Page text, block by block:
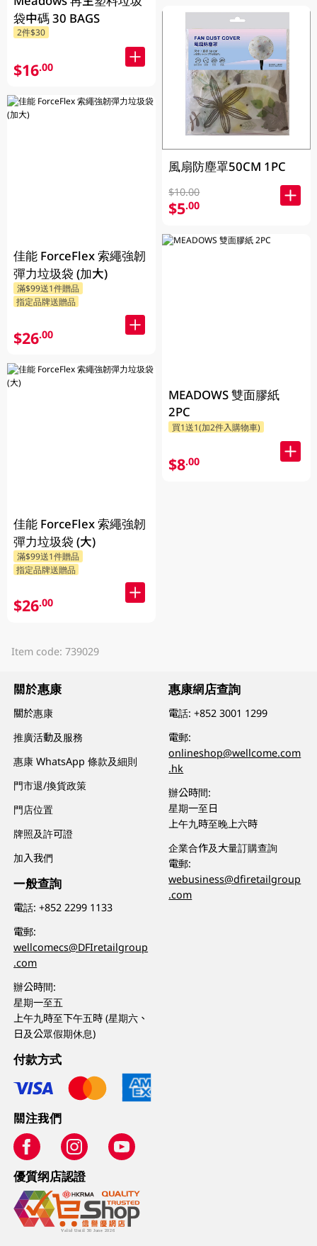
袋中碼 30 BAGS
2件$30
$16.00
佳能 ForceFlex 索繩強韌
彈力垃圾袋 (加大)
滿$99送1件贈品
指定品牌送贈品
$26.00
佳能 ForceFlex 索繩強韌
彈力垃圾袋 (大)
滿$99送1件贈品
指定品牌送贈品
$26.00
風扇防塵罩50CM 1PC
$10.00
$5.00
MEADOWS 雙面膠紙
2PC
買1送1(加2件入購物車)
$8.00
Item code: 739029
關於惠康
關於惠康
推廣活動及服務
惠康 WhatsApp 條款及細則
門市退/換貨政策
門店位置
牌照及許可證
加入我們
一般查詢
電話:+852 2299 1133
電郵:
wellcomecs@DFIretailgroup
.com
辦公時間:
星期一至五
上午九時至下午五時 (星期六、
日及公眾假期休息)
惠康網店查詢
電話:+852 3001 1299
電郵:
onlineshop@wellcome.com
.hk
辦公時間:
星期一至日
上午九時至晚上六時
企業合作及大量訂購查詢
電郵:
webusiness@dfiretailgroup
.com
付款方式
關注我們
優質纲店認證